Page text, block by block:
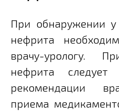
При обнаружении
нефрита
врачу-урологу.
нефрита следует
рекомендации
приема